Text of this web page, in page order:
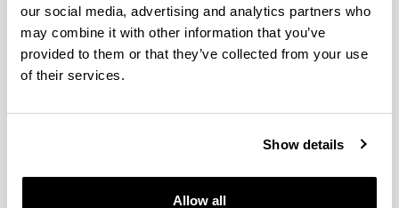
our social media, advertising and analytics partners who
may combine it with other information that you’ve
provided to them or that they’ve collected from your use
of their services.
Show details
Allow all
El grado involucra a 4 departamentos de
reconocido prestigio internacional en
investigación, esto facilita la realización de
estudios de postgrado con el apoyo de grupos de
investigación de alto nivel.
Estudiando un 5º curso adicional podrás